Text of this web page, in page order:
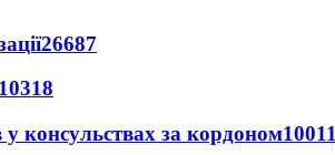
26687
10318
у консульствах за кордоном10011